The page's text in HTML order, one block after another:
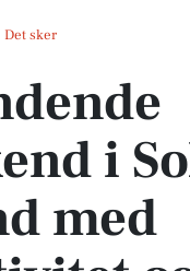
Det skeri Solrød Strand med
i
med